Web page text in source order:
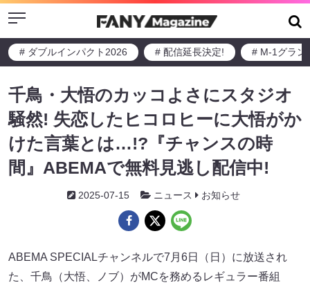
Menu
# ダブルインパクト2026 # 配信延長決定! # M-1グラン
千鳥・大悟のカッコよさにスタジオ
騒然! 失恋したヒコロヒーに大悟がか
けた言葉とは…!?『チャンスの時
間』ABEMAで無料見逃し配信中!
2025-07-15 ニュース お知らせ
ABEMA SPECIALチャンネルで7月6日（日）に放送され
た、千鳥（大悟、ノブ）がMCを務めるレギュラー番組